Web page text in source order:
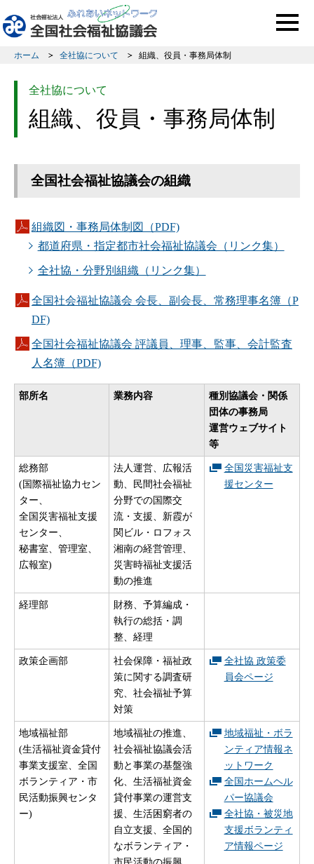
このページの本文へ移動
ホーム 全社協について 組織、役員・事務局体制
全社協について
組織、役員・事務局体制
全国社会福祉協議会の組織
組織図・事務局体制図（PDF)
都道府県・指定都市社会福祉協議会（リンク集）
全社協・分野別組織（リンク集）
全国社会福祉協議会 会長、副会長、常務理事名簿（P
DF)
全国社会福祉協議会 評議員、理事、監事、会計監査
人名簿（PDF)
部所名 業務内容
種別協議会・関係
団体の事務局
運営ウェブサイト
等
総務部
(国際福祉協力セン
ター、
全国災害福祉支援
センター、
秘書室、管理室、
広報室)
法人運営、広報活
動、民間社会福祉
分野での国際交
流・支援、新霞が
関ビル・ロフォス
湘南の経営管理、
災害時福祉支援活
動の推進
全国災害福祉支
援センター
経理部
財務、予算編成・
執行の総括・調
整、経理
政策企画部
社会保障・福祉政
策に関する調査研
究、社会福祉予算
対策
全社協 政策委
員会ページ
地域福祉部
(生活福祉資金貸付
事業支援室、全国
ボランティア・市
民活動振興センタ
ー)
地域福祉の推進、
社会福祉協議会活
動と事業の基盤強
化、生活福祉資金
貸付事業の運営支
援、生活困窮者の
自立支援、全国的
なボランティア・
地域福祉・ボラ
ンティア情報ネ
ットワーク
全国ホームヘル
パー協議会
全社協・被災地
支援ボランティ
ア情報ページ